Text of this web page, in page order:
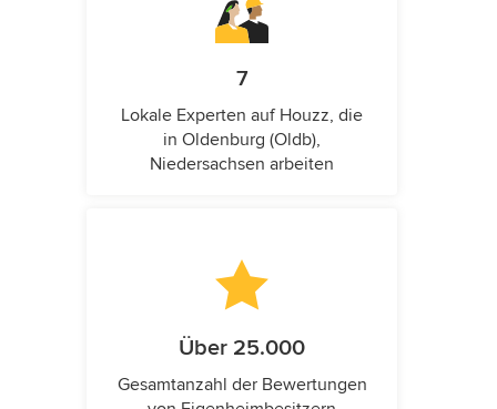
7
Lokale Experten auf Houzz, die
in Oldenburg (Oldb),
Niedersachsen arbeiten
Über 25.000
Gesamtanzahl der Bewertungen